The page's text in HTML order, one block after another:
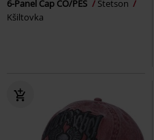
6-Panel Cap CO/PES
Stetson
Kšiltovka